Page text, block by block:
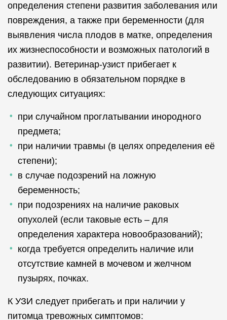
определения степени развития заболевания или
повреждения, а также при беременности (для
выявления числа плодов в матке, определения
их жизнеспособности и возможных патологий в
развитии). Ветеринар-узист прибегает к
обследованию в обязательном порядке в
следующих ситуациях:
при случайном проглатывании инородного
предмета;
при наличии травмы (в целях определения её
степени);
в случае подозрений на ложную
беременность;
при подозрениях на наличие раковых
опухолей (если таковые есть – для
определения характера новообразований);
когда требуется определить наличие или
отсутствие камней в мочевом и желчном
пузырях, почках.
К УЗИ следует прибегать и при наличии у
питомца тревожных симптомов: